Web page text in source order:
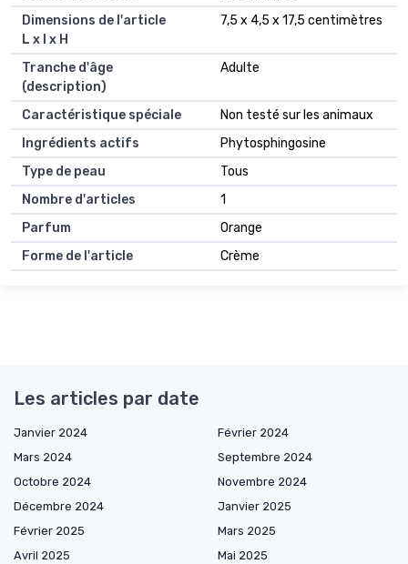
Dimensions de l'article
L x l x H
7,5 x 4,5 x 17,5 centimètres
Tranche d'âge
(description)
Adulte
Caractéristique spéciale
Non testé sur les animaux
Ingrédients actifs
Phytosphingosine
Type de peau
Tous
Nombre d'articles
1
Parfum
Orange
Forme de l'article
Crème
Les articles par date
Janvier 2024
Février 2024
Mars 2024
Septembre 2024
Octobre 2024
Novembre 2024
Décembre 2024
Janvier 2025
Février 2025
Mars 2025
Avril 2025
Mai 2025